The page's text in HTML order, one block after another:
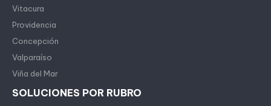
Vitacura
Providencia
Concepción
Valparaíso
Viña del Mar
SOLUCIONES POR RUBRO